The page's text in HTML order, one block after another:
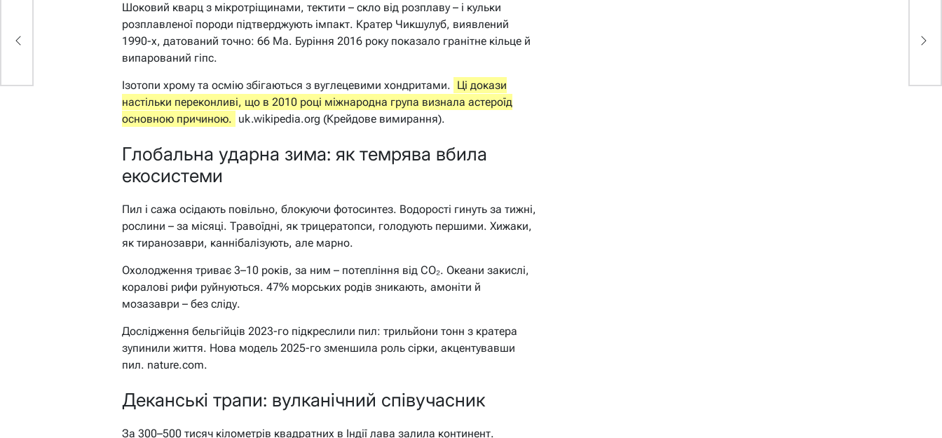
Шоковий кварц з мікротріщинами, тектити – скло від розплаву – і кульки
розплавленої породи підтверджують імпакт. Кратер Чикшулуб, виявлений
1990-х, датований точно: 66 Ma. Буріння 2016 року показало гранітне кільце й
випарований гіпс.
Ізотопи хрому та осмію збігаються з вуглецевими хондритами. Ці докази
настільки переконливі, що в 2010 році міжнародна група визнала астероїд
основною причиною. uk.wikipedia.org (Крейдове вимирання).
Глобальна ударна зима: як темрява вбила
екосистеми
Пил і сажа осідають повільно, блокуючи фотосинтез. Водорості гинуть за тижні,
рослини – за місяці. Травоїдні, як трицератопси, голодують першими. Хижаки,
як тиранозаври, каннібалізують, але марно.
Охолодження триває 3–10 років, за ним – потепління від CO₂. Океани закислі,
коралові рифи руйнуються. 47% морських родів зникають, амоніти й
мозазаври – без сліду.
Дослідження бельгійців 2023-го підкреслили пил: трильйони тонн з кратера
зупинили життя. Нова модель 2025-го зменшила роль сірки, акцентувавши
пил. nature.com.
Деканські трапи: вулканічний співучасник
За 300–500 тисяч кілометрів квадратних в Індії лава залила континент.